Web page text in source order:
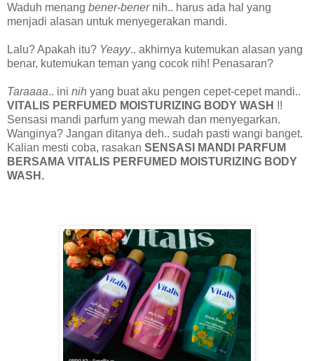
Waduh menang bener-benernih.. harus ada hal yang
menjadi alasan untuk menyegerakan mandi.
Lalu? Apakah itu? Yeayy.. akhirnya kutemukan alasan yang
benar, kutemukan teman yang cocok nih! Penasaran?
Taraaaa.. ini nih yang buat aku pengen cepet-cepet mandi..
VITALIS PERFUMED MOISTURIZING BODY WASH !!
Sensasi mandi parfum yang mewah dan menyegarkan.
Wanginya? Jangan ditanya deh.. sudah pasti wangi banget.
Kalian mesti coba, rasakan SENSASI MANDI PARFUM
BERSAMA VITALIS PERFUMED MOISTURIZING BODY
WASH.